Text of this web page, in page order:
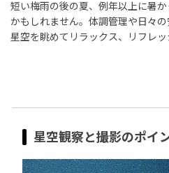
短い梅雨の後の夏、例年以上に暑
かもしれません。体調管理や日々
星空を眺めてリラックス、リフレッ
星空観察と撮影のポイ